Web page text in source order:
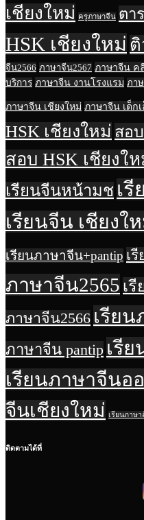
เชียงใหม่ ครูภาษาจีน ตา
HSK เชียงใหม่
จีน2566 ภาษาจีน2567 ภาษาจีน ค
บริการ ภาษาจีน งานโรงแรม ภา
ภาษาจีน เชียงใหม่ ภาษาจีน เด็ก
HSK เชียงใหม่ สอ
สอบ HSK เชียงใ
เรียนจีนหน้ามช เ
เรียนจีน เชียงใ
เรียนภาษาจีน+pantip เ
ภาษาจีน2565 เ
ภาษาจีน2566 เรียน
ภาษาจีน pantip เรี
เรียนภาษาจีนอ
จีนเชียงใหม่ เรียนภาษา
ติดตามได้ที่